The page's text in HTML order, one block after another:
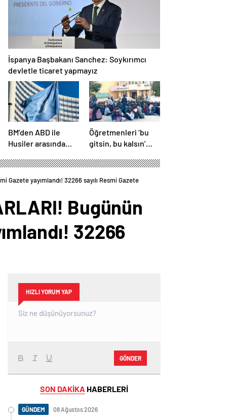
İspanya Başbakanı Sanchez: Soykırımcı
devletle ticaret yapmayız
BM’den ABD ile
Husiler arasında
ilişkin
değerlendirme
Öğretmenleri ‘bu
gitsin, bu kalsın’
Gazete yayımlandı! 32266 sayılı Resmi Gazete
Bugünün
32266
HIZLI YORUM YAP
GÖNDER
SON DAKİKA HABERLERİ
GÜNDEM 08 Ağustos 2026